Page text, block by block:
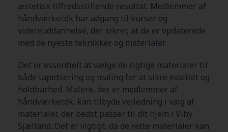
æstetisk tilfredsstillende resultat. Medlemmer af
håndværker.dk har adgang til kurser og
videreuddannelse, der sikrer, at de er opdaterede
med de nyeste teknikker og materialer.
Det er essentielt at vælge de rigtige materialer til
både tapetsering og maling for at sikre kvalitet og
holdbarhed. Malere, der er medlemmer af
håndværker.dk, kan tilbyde vejledning i valg af
materialer, der bedst passer til dit hjem i Viby
Sjælland. Det er vigtigt, da de rette materialer kan